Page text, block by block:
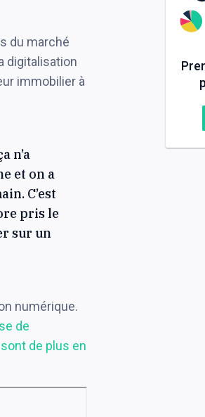
du marché
digitalisation
immobilier à
n’a
et on a
C’est
pris le
sur un
numérique.
de
de plus en